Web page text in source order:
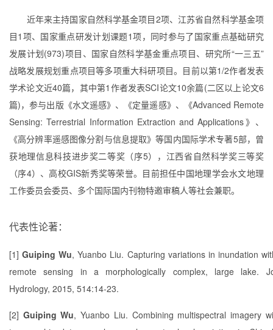
近年来主持国家自然科学基金项目2项、江苏省自然科学基金项
目1 项、国家重点研发计划课题1项，同时参与了国家重点基础研究
发展计划(973)项目、国家自然科学基金重点项目、研究所“一三五”
战略发展规划重点项目等多项重大科研项目。 目前以第1/2作者发表
学术论文近40篇，其中第1 作者发表SCI论文10余篇(二区以上论文6
篇)，参与出版《水文遥感》、《定量遥感》、《Advanced Remote
Sensing: Terrestrial Information Extraction and Applications》、
《高分辨率遥感图像分割与信息提取》等国内国际学术专著5部，曾
获地理信息科技进步奖二等奖（序5），江西省自然科学奖三等奖
（序4）、高校GIS新秀奖等荣誉。目前担任中国地理学会水文地理
工作委员会委员、多个国际国内刊物特邀审稿人等社会兼职。
代表性论著：
[1] Guiping Wu, Yuanbo Liu. Capturing variations in inundation
remote sensing in a morphologically complex, large lake.
Hydrology, 2015, 514:14-23.
[2] Guiping Wu, Yuanbo Liu. Combining multispectral imagery